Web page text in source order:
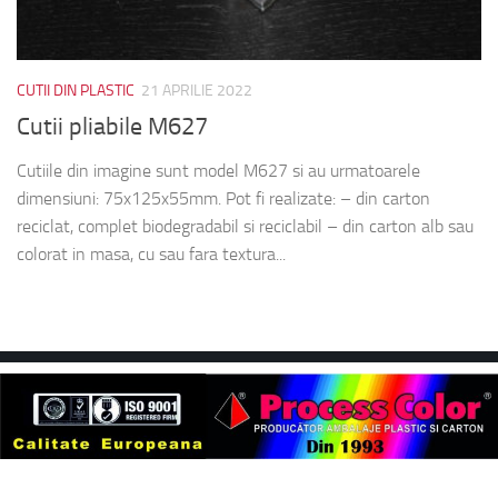
CUTII DIN PLASTIC 21 APRILIE 2022
Cutii pliabile M627
Cutiile din imagine sunt model M627 si au urmatoarele
dimensiuni: 75x125x55mm. Pot fi realizate: – din carton
reciclat, complet biodegradabil si reciclabil – din carton alb sau
colorat in masa, cu sau fara textura...